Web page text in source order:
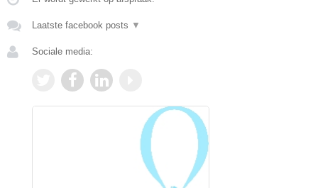
Laatste facebook posts ▼
Sociale media: